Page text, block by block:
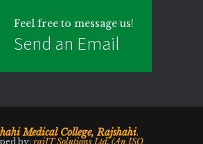
Feel free to message us!
Send an Email
Medical College, Rajshahi.
by: rajIT Solutions Ltd. (An ISO